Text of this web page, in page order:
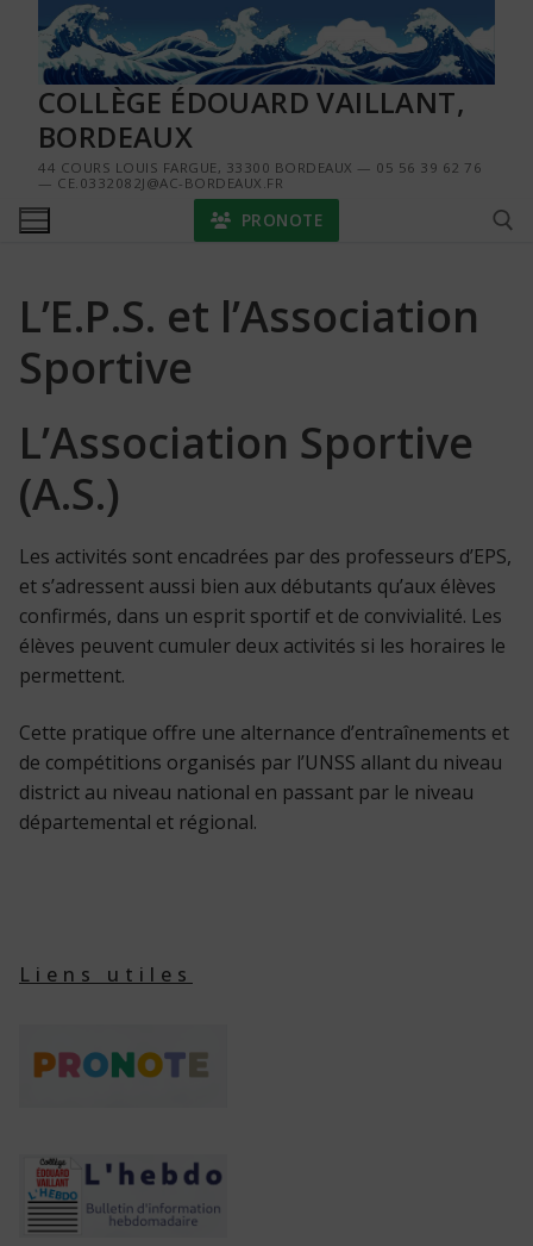
contenu
COLLÈGE ÉDOUARD VAILLANT,
BORDEAUX
44 COURS LOUIS FARGUE, 33300 BORDEAUX — 05 56 39 62 76
— CE.0332082J@AC-BORDEAUX.FR
PRONOTE
Rechercher :
L’E.P.S. et l’Association
Sportive
L’Association Sportive
(A.S.)
Les activités sont encadrées par des professeurs d’EPS,
et s’adressent aussi bien aux débutants qu’aux élèves
confirmés, dans un esprit sportif et de convivialité. Les
élèves peuvent cumuler deux activités si les horaires le
permettent.
Cette pratique offre une alternance d’entraînements et
de compétitions organisés par l’UNSS allant du niveau
district au niveau national en passant par le niveau
départemental et régional.
Liens utiles